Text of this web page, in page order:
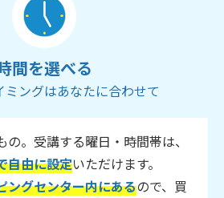
間を選べる
ミングはあなたに合わせて
。受講する曜日・時間帯は、
自由に設定いただけます。
ングセンター内にあるので、買